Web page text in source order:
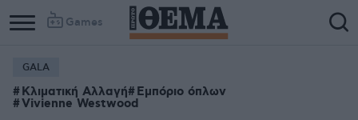
Games
GALA
Κλιματική Αλλαγή Εμπόριο όπλων
Vivienne Westwood